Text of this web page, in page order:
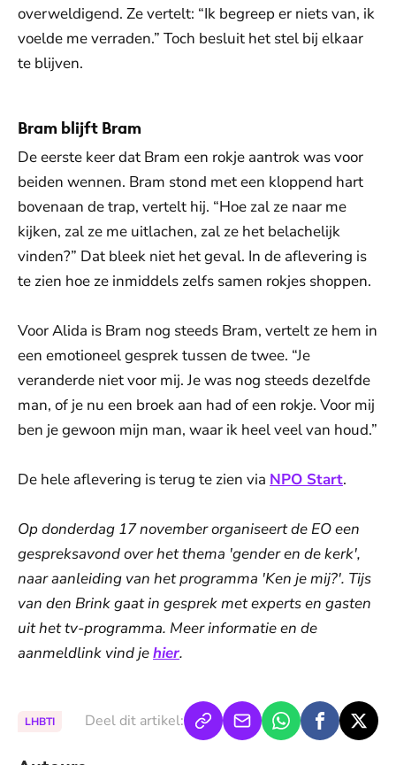
overweldigend. Ze vertelt: “Ik begreep er niets van, ik
voelde me verraden.” Toch besluit het stel bij elkaar
te blijven.
Bram blijft Bram
De eerste keer dat Bram een rokje aantrok was voor
beiden wennen. Bram stond met een kloppend hart
bovenaan de trap, vertelt hij. “Hoe zal ze naar me
kijken, zal ze me uitlachen, zal ze het belachelijk
vinden?” Dat bleek niet het geval. In de aflevering is
te zien hoe ze inmiddels zelfs samen rokjes shoppen.
Voor Alida is Bram nog steeds Bram, vertelt ze hem in
een emotioneel gesprek tussen de twee. “Je
veranderde niet voor mij. Je was nog steeds dezelfde
man, of je nu een broek aan had of een rokje. Voor mij
ben je gewoon mijn man, waar ik heel veel van houd.”
De hele aflevering is terug te zien via NPO Start.
Op donderdag 17 november organiseert de EO een
gespreksavond over het thema 'gender en de kerk',
naar aanleiding van het programma 'Ken je mij?'. Tijs
van den Brink gaat in gesprek met experts en gasten
uit het tv-programma. Meer informatie en de
aanmeldlink vind jehier.
LHBTI Deel dit artikel: